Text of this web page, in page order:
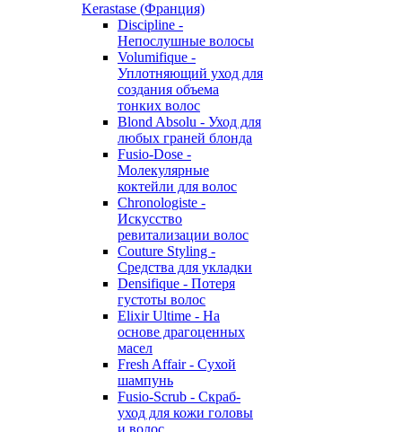
Kerastase (Франция)
Discipline -
Непослушные волосы
Volumifique -
Уплотняющий уход для
создания объема
тонких волос
Blond Absolu - Уход для
любых граней блонда
Fusio-Dose -
Молекулярные
коктейли для волос
Chronologiste -
Искусство
ревитализации волос
Couture Styling -
Средства для укладки
Densifique - Потеря
густоты волос
Elixir Ultime - На
основе драгоценных
масел
Fresh Affair - Сухой
шампунь
Fusio-Scrub - Скраб-
уход для кожи головы
и волос